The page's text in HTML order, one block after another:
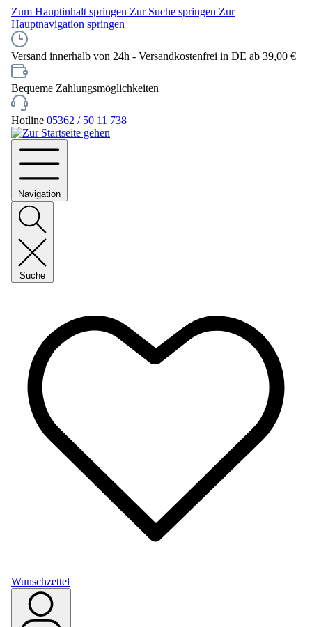
Zum Hauptinhalt springen Zur Suche springen Zur
Hauptnavigation springen
Versand innerhalb von 24h - Versandkostenfrei in DE ab 39,00 €
Bequeme Zahlungsmöglichkeiten
Hotline 05362 / 50 11 738
Navigation
Suche
Wunschzettel